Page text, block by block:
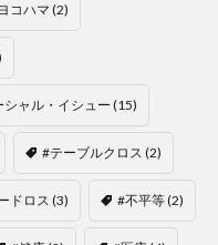
コハマ (2)
シャル・イシュー (15)
#テーブルクロス (2)
ドロス (3) #不平等(2)